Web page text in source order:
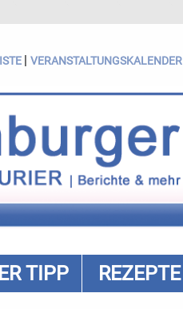
| VERANSTALTUNGSKALENDER
TIPP REZEPTE